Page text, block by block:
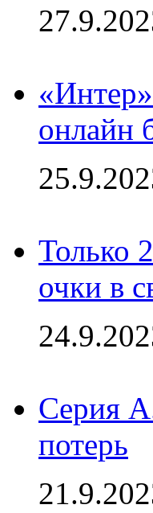
онлайн
Только
очки в
Серия
потерь